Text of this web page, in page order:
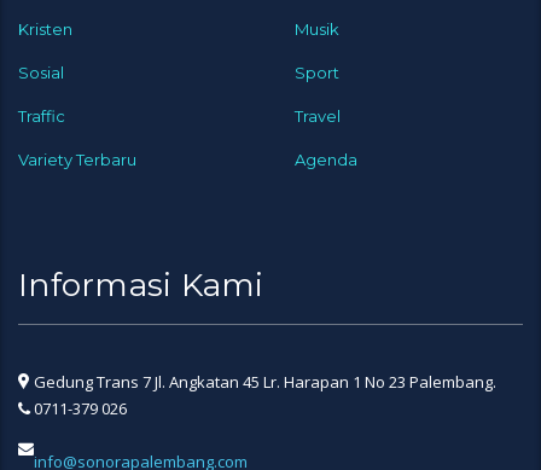
Kristen Musik
Sosial Sport
Traffic Travel
Variety Terbaru Agenda
Informasi Kami
Gedung Trans 7 Jl. Angkatan 45 Lr. Harapan 1 No 23 Palembang.
0711-379 026
info@sonorapalembang.com